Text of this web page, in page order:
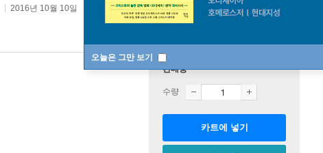
오늘은 그만 보기
2016년 10월 10일
판매중
수량
카트에 넣기